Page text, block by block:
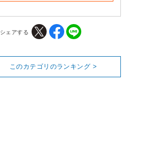
シェアする
このカテゴリのランキング >